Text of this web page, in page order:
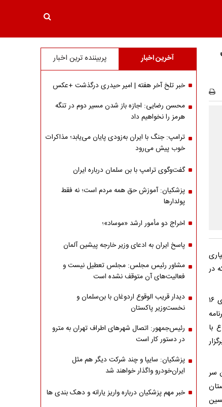
در
سرهنگ مسعود طُریفی ضمن عرض تسلیت شهادت ۲ تن از ماموران انتظامی کلانتری ۱۶
با
سر
گلستان
آخرین اخبار پربیننده ترین اخبار
خبر تلخ آخر هفته | امیر حیدری درگذشت +عکس
محسن رضایی: اجازه باز شدن مسیر دوم در تنگه
هرمز را نخواهیم داد
ترامپ: جنگ با ایران به‌زودی پایان می‌یابد؛ مذاکرات
خوب پیش می‌رود
گفت‌وگوی ترامپ با بن سلمان درباره ایران
پزشکیان: آموزش حق همه مردم است؛ نه فقط
پولدارها
اخراج دو مأمور ارشد «موساد»؛
پاسخ ایران به ادعای وزیر خارجه پیشین آلمان
مشاور رئیس مجلس: مجلس تعطیل نیست و
فعالیت‌های آن متوقف نشده است
دیدار قریب الوقوع اردوغان با بن‌سلمان و
نخست‌وزیر پاکستان
رئیس‌جمهور: اتصال شهرهای اطراف تهران به مترو
در دستور کار است
پزشکیان: سایپا و چند شرکت دیگر هم مثل
ایران‌خودرو واگذار خواهند شد
خبر مهم پزشکیان درباره واریز یارانه و دهک بندی ها